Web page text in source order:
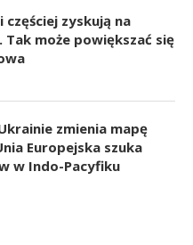
częściej zyskują na
Tak może powiększać się
zmienia mapę
Europejska szuka
w Indo-Pacyfiku